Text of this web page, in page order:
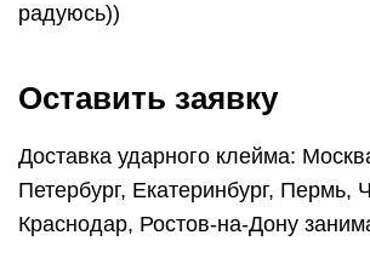
радуюсь))
Оставить заявку
Доставка ударного клейма:
Петербург, Екатеринбург, Пермь,
Краснодар, Ростов-на-Дону